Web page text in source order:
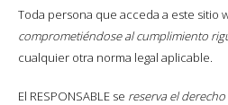
Toda persona que acceda a este sitio
comprometiéndose al cumplimiento
cualquier otra norma legal aplicable.
El RESPONSABLE se reserva el